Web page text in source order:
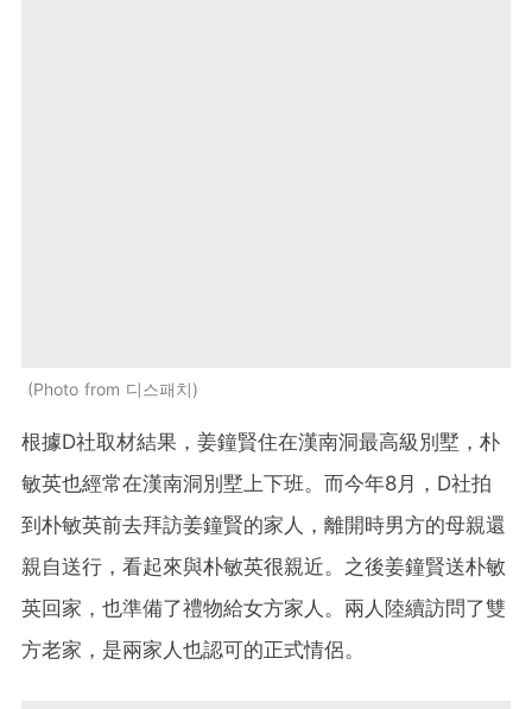
Photo from 디스패치
根據​​D社取材結果，姜鐘賢住在漢南洞最高級別墅，朴
敏英也經常在漢南洞別墅上下班。而今年8月，D社拍
到朴敏英前去拜訪姜鐘賢的家人，離開時男方的母親還
親自送行，看起來與朴敏英很親近。之後姜鐘賢送朴敏
英回家，也準備了禮物給女方家人。兩人陸續訪問了雙
方老家，是兩家人也認可的正式情侶。